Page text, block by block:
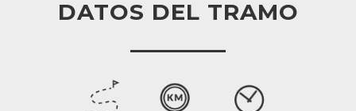
DATOS DEL TRAMO